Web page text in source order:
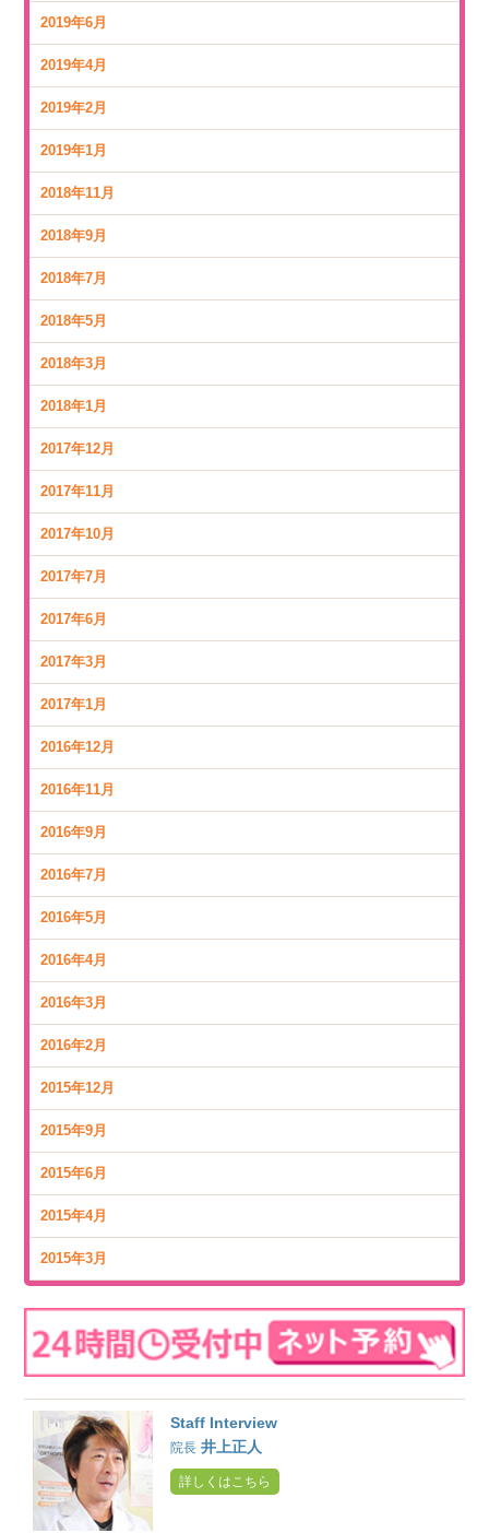
2019年6月
2019年4月
2019年2月
2019年1月
2018年11月
2018年9月
2018年7月
2018年5月
2018年3月
2018年1月
2017年12月
2017年11月
2017年10月
2017年7月
2017年6月
2017年3月
2017年1月
2016年12月
2016年11月
2016年9月
2016年7月
2016年5月
2016年4月
2016年3月
2016年2月
2015年12月
2015年9月
2015年6月
2015年4月
2015年3月
Staff Interview
院長 井上正人
詳しくはこちら